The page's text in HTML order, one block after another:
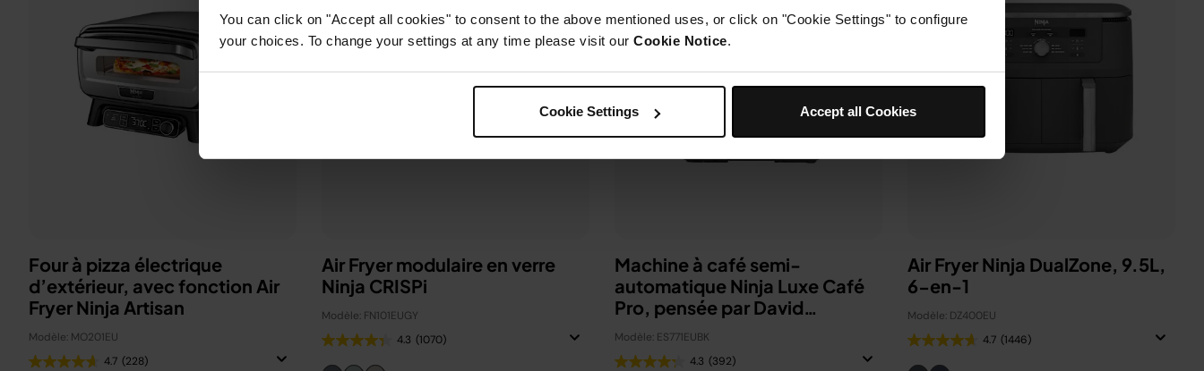
You can click on "Accept all cookies" to consent to the above mentioned uses, or click on "Cookie Settings" to configure
your choices. To change your settings at any time please visit our Cookie Notice.
Cookie Settings Accept all Cookies
Four à pizza électrique
d’extérieur, avec fonction Air
Fryer Ninja Artisan
Modèle: MO201EU
4.7 (228)
Air Fryer modulaire en verre
Ninja CRISPi
Modèle: FN101EUGY
4.3 (1070)
Machine à café semi-
automatique Ninja Luxe Café
Pro, pensée par David
Beckham
Modèle: ES771EUBK
4.3 (392)
Air Fryer Ninja DualZone, 9.5L,
6-en-1
Modèle: DZ400EU
4.7 (1446)